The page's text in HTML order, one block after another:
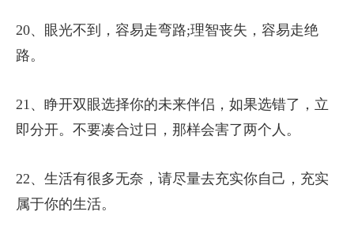
20、眼光不到，容易走弯路;理智丧失，容易走绝
路。
21、睁开双眼选择你的未来伴侣，如果选错了，立
即分开。不要凑合过日，那样会害了两个人。
22、生活有很多无奈，请尽量去充实你自己，充实
属于你的生活。